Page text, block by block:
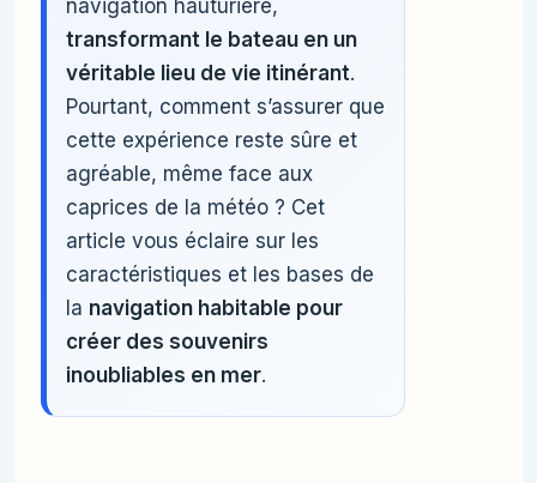
navigation hauturière,
transformant le bateau en un
véritable lieu de vie itinérant.
Pourtant, comment s’assurer que
cette expérience reste sûre et
agréable, même face aux
caprices de la météo ? Cet
article vous éclaire sur les
caractéristiques et les bases de
la navigation habitable pour
créer des souvenirs
inoubliables en mer.